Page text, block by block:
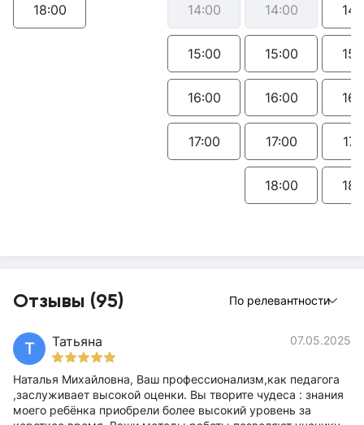
18:00 14:00
15:00
16:00
17:00
14:00
15:00
16:00
17:00
18:00
Отзывы (95) По релевантности
Т Татьяна 07.05.2025
Наталья Михайловна, Ваш профессионализм,как педагога
,заслуживает высокой оценки. Вы творите чудеса : знания
моего ребёнка приобрели более высокий уровень за